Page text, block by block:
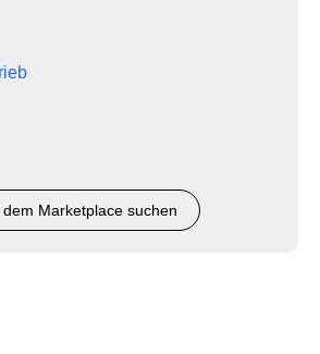
dem Marketplace suchen